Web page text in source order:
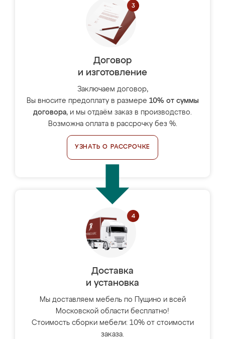
Договор
и изготовление
Заключаем договор,
Вы вносите предоплату в размере 10% от суммы
договора, и мы отдаём заказ в производство.
Возможна оплата в рассрочку без %.
УЗНАТЬ О РАССРОЧКЕ
Доставка
и установка
Мы доставляем мебель по Пущино и всей
Московской области бесплатно!
Стоимость сборки мебели: 10% от стоимости
заказа.